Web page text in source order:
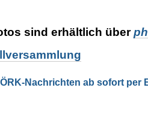
sind erhältlich über
Nachrichten ab sofort per